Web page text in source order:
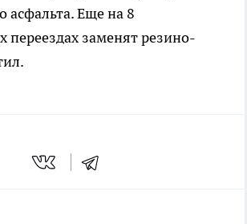
асфальта. Еще на 8
переездах заменят резино-